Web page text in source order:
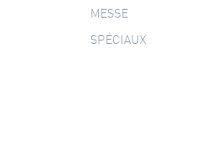
MESSE
SPÉCIAUX